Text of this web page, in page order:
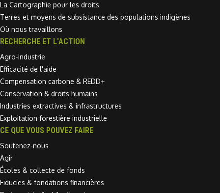
La Cartographie pour les droits
Terres et moyens de subsistance des populations indigènes
Où nous travaillons
RECHERCHE ET L'ACTION
Agro-industrie
Efficacité de l'aide
Compensation carbone & REDD+
Conservation & droits humains
Industries extractives & infrastructures
Exploitation forestière industrielle
CE QUE VOUS POUVEZ FAIRE
Soutenez-nous
Agir
Écoles & collecte de fonds
Fiducies & fondations financières